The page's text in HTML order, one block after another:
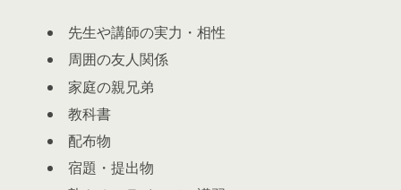
先生や講師の実力・相性
周囲の友人関係
家庭の親兄弟
教科書
配布物
宿題・提出物